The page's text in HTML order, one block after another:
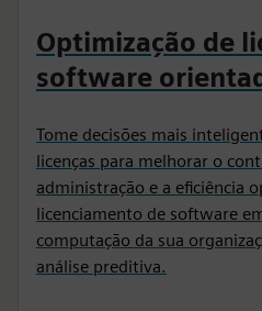
Optimização de
software
Tome decisões mais
licenças para melhorar o
administração e a eficiência
licenciamento de software
computação da sua
análise preditiva.